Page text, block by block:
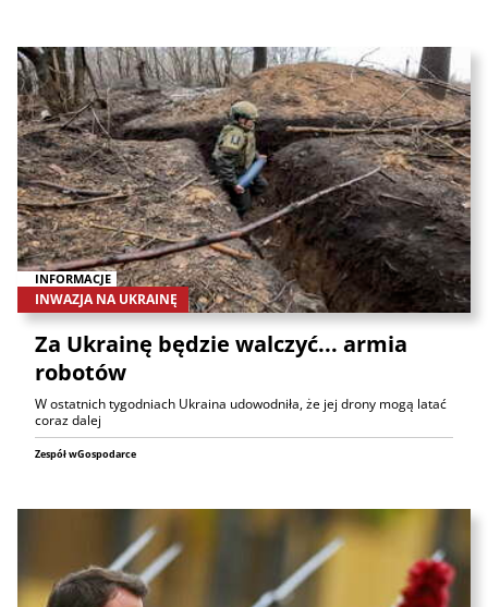
INFORMACJE
INWAZJA NA UKRAINĘ
Za Ukrainę będzie walczyć... armia
robotów
W ostatnich tygodniach Ukraina udowodniła, że jej drony mogą latać
coraz dalej
Zespół wGospodarce